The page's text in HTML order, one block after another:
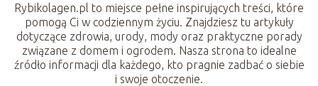
Rybikolagen.pl to miejsce pełne inspirujących treści, które
pomogą Ci w codziennym życiu. Znajdziesz tu artykuły
dotyczące zdrowia, urody, mody oraz praktyczne porady
związane z domem i ogrodem. Nasza strona to idealne
źródło informacji dla każdego, kto pragnie zadbać o siebie
i swoje otoczenie.